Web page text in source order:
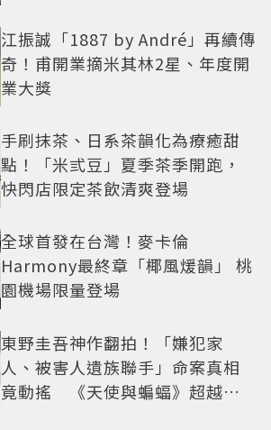
江振誠「1887 by André」再續傳
奇！甫開業摘米其林2星、年度開
業大獎
手刷抹茶、日系茶韻化為療癒甜
點！「米弎豆」夏季茶季開跑，
快閃店限定茶飲清爽登場
全球首發在台灣！麥卡倫
Harmony最終章「椰風煖韻」 桃
園機場限量登場
東野圭吾神作翻拍！「嫌犯家
人、被害人遺族聯手」命案真相
竟動搖 《天使與蝙蝠》超越懸